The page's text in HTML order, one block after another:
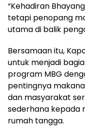
“Kehadiran
tetapi penopang
utama di balik
Bersamaan itu,
untuk menjadi
program MBG
pentingnya
dan masyarakat
sederhana kepada
rumah tangga.